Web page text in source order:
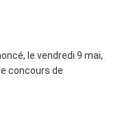
le vendredi 9 mai,
concours de